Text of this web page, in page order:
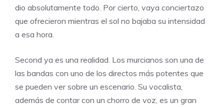
dio absolutamente todo. Por cierto, vaya conciertazo
que ofrecieron mientras el sol no bajaba su intensidad
a esa hora.
Second ya es una realidad. Los murcianos son una de
las bandas con uno de los directos más potentes que
se pueden ver sobre un escenario. Su vocalista,
además de contar con un chorro de voz, es un gran